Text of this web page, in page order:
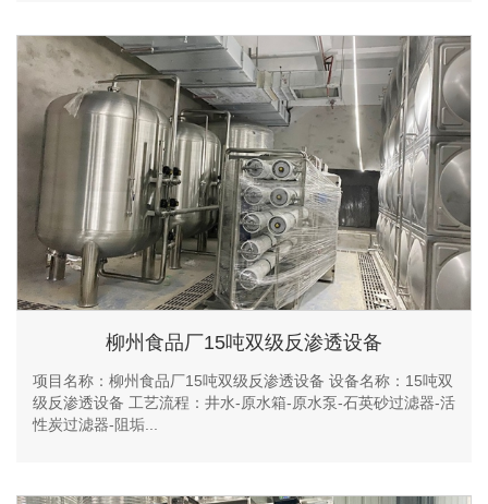
柳州食品厂15吨双级反渗透设备
项目名称：柳州食品厂15吨双级反渗透设备 设备名称：15吨双
级反渗透设备 工艺流程：井水-原水箱-原水泵-石英砂过滤器-活
性炭过滤器-阻垢...